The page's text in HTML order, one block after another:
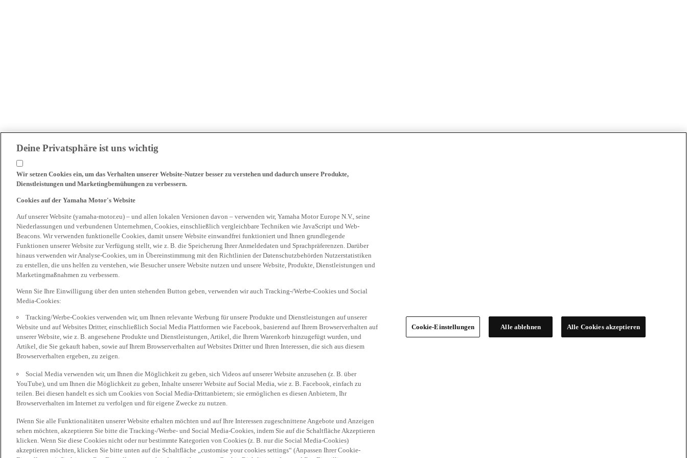
Deine Privatsphäre ist uns wichtig
Wir setzen Cookies ein, um das Verhalten unserer Website-Nutzer besser zu verstehen und dadurch unsere Produkte,
Dienstleistungen und Marketingbemühungen zu verbessern.
Cookies auf der Yamaha Motor's Website
Auf unserer Website (yamaha-motor.eu) – und allen lokalen Versionen davon – verwenden wir, Yamaha Motor Europe N.V., seine
Niederlassungen und verbundenen Unternehmen, Cookies, einschließlich vergleichbare Techniken wie JavaScript und Web-
Beacons. Wir verwenden funktionelle Cookies, damit unsere Website einwandfrei funktioniert und Ihnen grundlegende
Funktionen unserer Website zur Verfügung stellt, wie z. B. die Speicherung Ihrer Anmeldedaten und Sprachpräferenzen. Darüber
hinaus verwenden wir Analyse-Cookies, um in Übereinstimmung mit den Richtlinien der Datenschutzbehörden Nutzerstatistiken
zu erstellen, die uns helfen zu verstehen, wie Besucher unsere Website nutzen und unsere Website, Produkte, Dienstleistungen und
Marketingmaßnahmen zu verbessern.
Wenn Sie Ihre Einwilligung über den unten stehenden Button geben, verwenden wir auch Tracking-/Werbe-Cookies und Social
Media-Cookies:
Tracking/Werbe-Cookies verwenden wir, um Ihnen relevante Werbung für unsere Produkte und Dienstleistungen auf unserer
Website und auf Websites Dritter, einschließlich Social Media Plattformen wie Facebook, basierend auf Ihrem Browserverhalten auf
unserer Website, wie z. B. angesehene Produkte und Dienstleistungen, Artikel, die Ihrem Warenkorb hinzugefügt wurden, und
Artikel, die Sie gekauft haben, sowie auf Ihrem Browserverhalten auf Websites Dritter und Ihren Interessen, die sich aus diesem
Browserverhalten ergeben, zu zeigen.
Social Media verwenden wir, um Ihnen die Möglichkeit zu geben, sich Videos auf unserer Website anzusehen (z. B. über
YouTube), und um Ihnen die Möglichkeit zu geben, Inhalte unserer Website auf Social Media, wie z. B. Facebook, einfach zu
teilen. Bei diesen handelt es sich um Cookies von Social Media-Drittanbietern; sie ermöglichen es diesen Anbietern, Ihr
Browserverhalten im Internet zu verfolgen und für eigene Zwecke zu nutzen.
IWenn Sie alle Funktionalitäten unserer Website erhalten möchten und auf Ihre Interessen zugeschnittene Angebote und Anzeigen
sehen möchten, akzeptieren Sie bitte die Tracking-/Werbe- und Social Media-Cookies, indem Sie auf die Schaltfläche Akzeptieren
klicken. Wenn Sie diese Cookies nicht oder nur bestimmte Kategorien von Cookies (z. B. nur die Social Media-Cookies)
akzeptieren möchten, klicken Sie bitte unten auf die Schaltfläche „customise your cookies settings“ (Anpassen Ihrer Cookie-
Cookie-Einstellungen Alle ablehnen Alle Cookies akzeptieren